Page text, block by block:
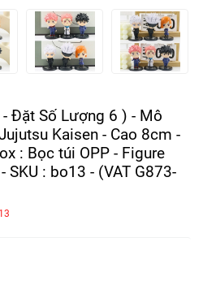
Đặt Số Lượng 6 ) - Mô
Kaisen - Cao 8cm -
: Bọc túi OPP - Figure
SKU : bo13 - (VAT G873-